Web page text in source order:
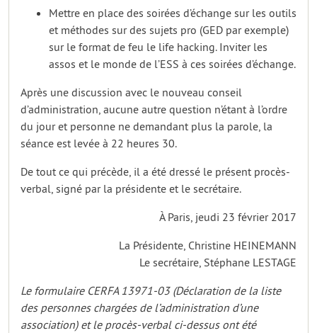
Mettre en place des soirées d’échange sur les outils
et méthodes sur des sujets pro (GED par exemple)
sur le format de feu le life hacking. Inviter les
assos et le monde de l’ESS à ces soirées d’échange.
Après une discussion avec le nouveau conseil
d’administration, aucune autre question n’étant à l’ordre
du jour et personne ne demandant plus la parole, la
séance est levée à 22 heures 30.
De tout ce qui précède, il a été dressé le présent procès-
verbal, signé par la présidente et le secrétaire.
À Paris, jeudi 23 février 2017
La Présidente, Christine HEINEMANN
Le secrétaire, Stéphane LESTAGE
Le formulaire CERFA 13971-03 (Déclaration de la liste
des personnes chargées de l’administration d’une
association) et le procès-verbal ci-dessus ont été